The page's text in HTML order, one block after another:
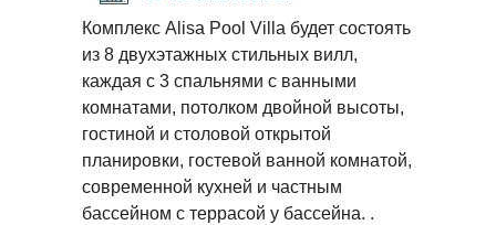
Комплекс Alisa Pool Villa будет состоять
из 8 двухэтажных стильных вилл,
каждая с 3 спальнями с ванными
комнатами, потолком двойной высоты,
гостиной и столовой открытой
планировки, гостевой ванной комнатой,
современной кухней и частным
бассейном с террасой у бассейна. .